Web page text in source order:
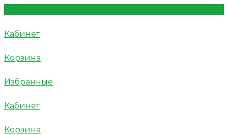
Кабинет
Корзина
Избранные
Кабинет
Корзина